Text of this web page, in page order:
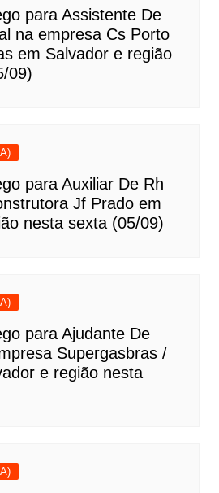
para Assistente De
na empresa Cs Porto
em Salvador e região
09)
para Auxiliar De Rh
Jf Prado em
nesta sexta (05/09)
para Ajudante De
Supergasbras /
e região nesta